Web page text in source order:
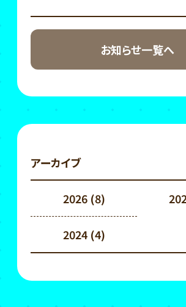
お知らせ一覧へ
アーカイブ
2026(8)
2024(4)